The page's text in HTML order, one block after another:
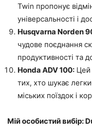
Twin пропонує
універсальності і
Husqvarna Norden
чудове поєднання
продуктивності та
Honda ADV 100: Цей
тих, хто шукає
міських поїздок і
Мій особистий вибір: